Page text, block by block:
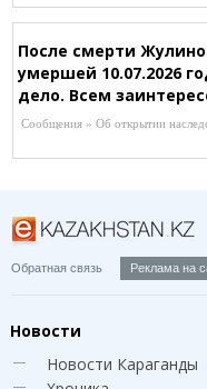
После смерти
умершей 10.07.2026
дело. Всем
к нотариусу
Службой Сбыта), Т. 8-
Сообщения » Об открытии
Обратная связь Реклама на
Новости
Новости Караганды